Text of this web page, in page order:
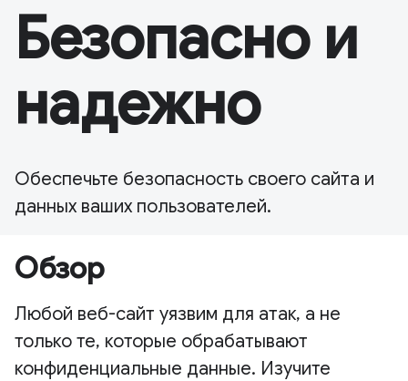
Безопасно и
надежно
Обеспечьте безопасность своего сайта и
данных ваших пользователей.
Обзор
Любой веб-сайт уязвим для атак, а не
только те, которые обрабатывают
конфиденциальные данные. Изучите